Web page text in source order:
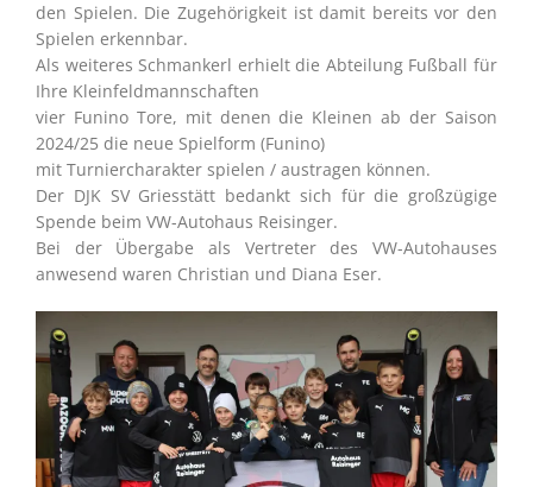
den Spielen. Die Zugehörigkeit ist damit bereits vor den
Spielen erkennbar.
Als weiteres Schmankerl erhielt die Abteilung Fußball für
Ihre Kleinfeldmannschaften
vier Funino Tore, mit denen die Kleinen ab der Saison
2024/25 die neue Spielform (Funino)
mit Turniercharakter spielen / austragen können.
Der DJK SV Griesstätt bedankt sich für die großzügige
Spende beim VW-Autohaus Reisinger.
Bei der Übergabe als Vertreter des VW-Autohauses
anwesend waren Christian und Diana Eser.